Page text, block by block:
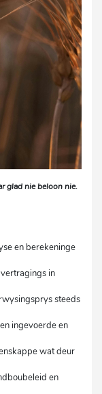
glad nie beloon nie.
en berekeninge
in
steeds
ingevoerde en
wat deur
en